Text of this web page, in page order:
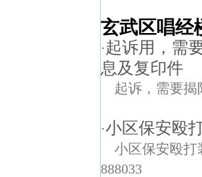
玄武区唱经
·起诉用，需
息及复印件
起诉，需要
·小区保安殴
小区保安殴打
888033